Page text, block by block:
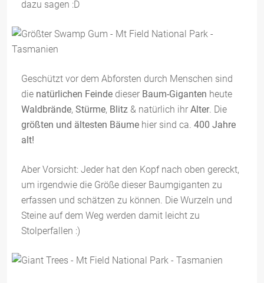
dazu sagen :D
Geschützt vor dem Abforsten durch Menschen sind
die natürlichen Feinde dieser Baum-Giganten heute
Waldbrände, Stürme, Blitz & natürlich ihr Alter. Die
größten und ältesten Bäume hier sind ca. 400 Jahre
alt!
Aber Vorsicht: Jeder hat den Kopf nach oben gereckt,
um irgendwie die Größe dieser Baumgiganten zu
erfassen und schätzen zu können. Die Wurzeln und
Steine auf dem Weg werden damit leicht zu
Stolperfallen :)